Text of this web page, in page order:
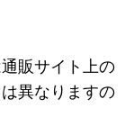
販サイト上の
異なりますの